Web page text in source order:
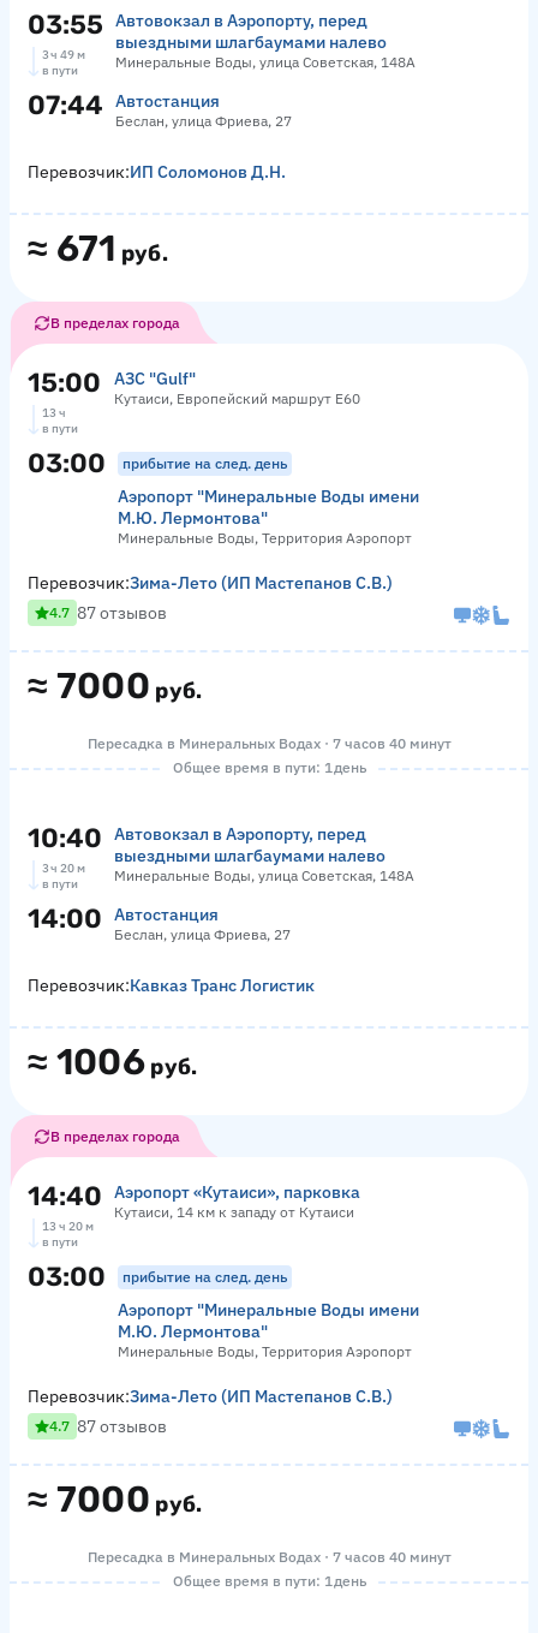
03:55
Автовокзал в Аэропорту, перед
выездными шлагбаумами налево
Минеральные Воды, улица Советская, 148А
3 ч 49 м
в пути
07:44 Автостанция
Беслан, улица Фриева, 27
≈ 671 руб.
Перевозчик:ИП Соломонов Д.Н.
В пределах города
15:00 АЗС "Gulf"
Кутаиси, Европейский маршрут Е60
13 ч
в пути
03:00 прибытие на след. день
Аэропорт "Минеральные Воды имени
М.Ю. Лермонтова"
Минеральные Воды, Территория Аэропорт
≈ 7000 руб.
Перевозчик:Зима-Лето (ИП Мастепанов С.В.)
4.7 87 отзывов
Пересадка в Минеральных Водах · 7 часов 40 минут
Общее время в пути: 1 день
10:40
Автовокзал в Аэропорту, перед
выездными шлагбаумами налево
Минеральные Воды, улица Советская, 148А
3 ч 20 м
в пути
14:00 Автостанция
Беслан, улица Фриева, 27
≈ 1006 руб.
Перевозчик:Кавказ Транс Логистик
В пределах города
14:40 Аэропорт «Кутаиси», парковка
Кутаиси, 14 км к западу от Кутаиси
13 ч 20 м
в пути
03:00 прибытие на след. день
Аэропорт "Минеральные Воды имени
М.Ю. Лермонтова"
Минеральные Воды, Территория Аэропорт
≈ 7000 руб.
Перевозчик:Зима-Лето (ИП Мастепанов С.В.)
4.7 87 отзывов
Пересадка в Минеральных Водах · 7 часов 40 минут
Общее время в пути: 1 день